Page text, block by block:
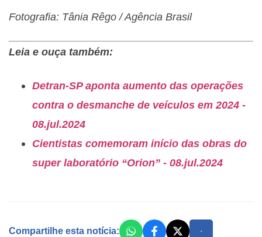
Fotografia: Tânia Rêgo / Agência Brasil
Leia e ouça também:
Detran-SP aponta aumento das operações
contra o desmanche de veículos em 2024 -
08.jul.2024
Cientistas comemoram início das obras do
super laboratório “Orion” - 08.jul.2024
Compartilhe esta notícia: